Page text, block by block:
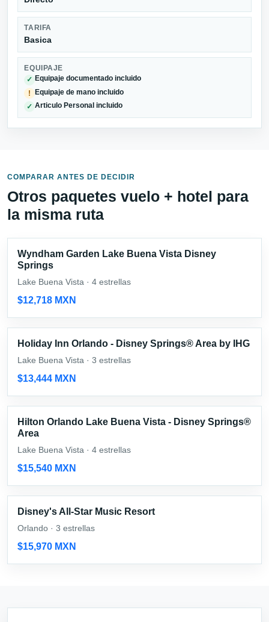
TARIFA
Basica
EQUIPAJE
✓ Equipaje documentado incluido
! Equipaje de mano incluido
✓ Articulo Personal incluido
COMPARAR ANTES DE DECIDIR
Otros paquetes vuelo + hotel para
la misma ruta
Wyndham Garden Lake Buena Vista Disney
Springs
Lake Buena Vista · 4 estrellas
$12,718 MXN
Holiday Inn Orlando - Disney Springs® Area by IHG
Lake Buena Vista · 3 estrellas
$13,444 MXN
Hilton Orlando Lake Buena Vista - Disney Springs®
Area
Lake Buena Vista · 4 estrellas
$15,540 MXN
Disney's All-Star Music Resort
Orlando · 3 estrellas
$15,970 MXN